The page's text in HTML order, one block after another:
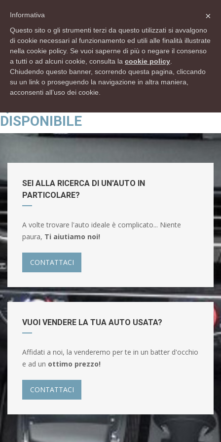
Lun - Ven 9:00 12:30 - 15:00 19:30 Sab 9:00 12:30 - 15:00 18:30
Domenica Chiuso
041 0990040
DISPONIBILE
SEI ALLA RICERCA DI UN'AUTO IN
PARTICOLARE?
A volte trovare l'auto ideale è complicato... Niente
paura, Ti aiutiamo noi!
CONTATTACI
VUOI VENDERE LA TUA AUTO USATA?
Affidati a noi, la venderemo per te in un batter d'occhio
e ad un ottimo prezzo!
CONTATTACI
×
Informativa
Questo sito o gli strumenti terzi da questo utilizzati si avvalgono
di cookie necessari al funzionamento ed utili alle finalità illustrate
nella cookie policy. Se vuoi saperne di più o negare il consenso
a tutti o ad alcuni cookie, consulta la cookie policy
Chiudendo questo banner, scorrendo questa pagina, cliccando
su un link o proseguendo la navigazione in altra maniera,
acconsenti all’uso dei cookie.